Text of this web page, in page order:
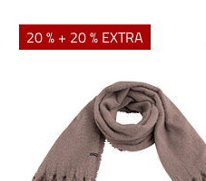
20 % + 20 % EXTRA